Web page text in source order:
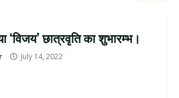
‘विजय’ छात्रवृति का शुभारम्भ।
July 14, 2022